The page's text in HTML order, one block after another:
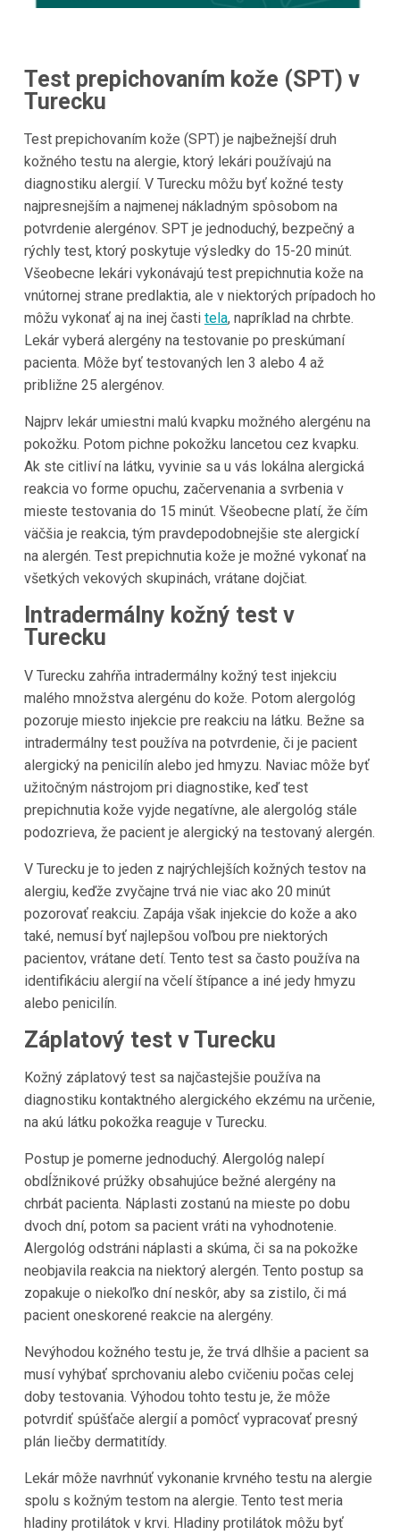
Test prepichovaním kože (SPT) v
Turecku
Test prepichovaním kože (SPT) je najbežnejší druh
kožného testu na alergie, ktorý lekári používajú na
diagnostiku alergií. V Turecku môžu byť kožné testy
najpresnejším a najmenej nákladným spôsobom na
potvrdenie alergénov. SPT je jednoduchý, bezpečný a
rýchly test, ktorý poskytuje výsledky do 15-20 minút.
Všeobecne lekári vykonávajú test prepichnutia kože na
vnútornej strane predlaktia, ale v niektorých prípadoch ho
môžu vykonať aj na inej časti tela, napríklad na chrbte.
Lekár vyberá alergény na testovanie po preskúmaní
pacienta. Môže byť testovaných len 3 alebo 4 až
približne 25 alergénov.
Najprv lekár umiestni malú kvapku možného alergénu na
pokožku. Potom pichne pokožku lancetou cez kvapku.
Ak ste citliví na látku, vyvinie sa u vás lokálna alergická
reakcia vo forme opuchu, začervenania a svrbenia v
mieste testovania do 15 minút. Všeobecne platí, že čím
väčšia je reakcia, tým pravdepodobnejšie ste alergickí
na alergén. Test prepichnutia kože je možné vykonať na
všetkých vekových skupinách, vrátane dojčiat.
Intradermálny kožný test v
Turecku
V Turecku zahŕňa intradermálny kožný test injekciu
malého množstva alergénu do kože. Potom alergológ
pozoruje miesto injekcie pre reakciu na látku. Bežne sa
intradermálny test používa na potvrdenie, či je pacient
alergický na penicilín alebo jed hmyzu. Naviac môže byť
užitočným nástrojom pri diagnostike, keď test
prepichnutia kože vyjde negatívne, ale alergológ stále
podozrieva, že pacient je alergický na testovaný alergén.
V Turecku je to jeden z najrýchlejších kožných testov na
alergiu, keďže zvyčajne trvá nie viac ako 20 minút
pozorovať reakciu. Zapája však injekcie do kože a ako
také, nemusí byť najlepšou voľbou pre niektorých
pacientov, vrátane detí. Tento test sa často používa na
identifikáciu alergií na včelí štípance a iné jedy hmyzu
alebo penicilín.
Záplatový test v Turecku
Kožný záplatový test sa najčastejšie používa na
diagnostiku kontaktného alergického ekzému na určenie,
na akú látku pokožka reaguje v Turecku.
Postup je pomerne jednoduchý. Alergológ nalepí
obdĺžnikové prúžky obsahujúce bežné alergény na
chrbát pacienta. Náplasti zostanú na mieste po dobu
dvoch dní, potom sa pacient vráti na vyhodnotenie.
Alergológ odstráni náplasti a skúma, či sa na pokožke
neobjavila reakcia na niektorý alergén. Tento postup sa
zopakuje o niekoľko dní neskôr, aby sa zistilo, či má
pacient oneskorené reakcie na alergény.
Nevýhodou kožného testu je, že trvá dlhšie a pacient sa
musí vyhýbať sprchovaniu alebo cvičeniu počas celej
doby testovania. Výhodou tohto testu je, že môže
potvrdiť spúšťače alergií a pomôcť vypracovať presný
plán liečby dermatitídy.
Lekár môže navrhnúť vykonanie krvného testu na alergie
spolu s kožným testom na alergie. Tento test meria
hladiny protilátok v krvi. Hladiny protilátok môžu byť